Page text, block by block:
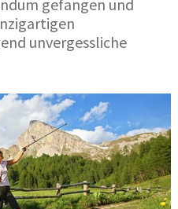
gefangen und
unvergessliche